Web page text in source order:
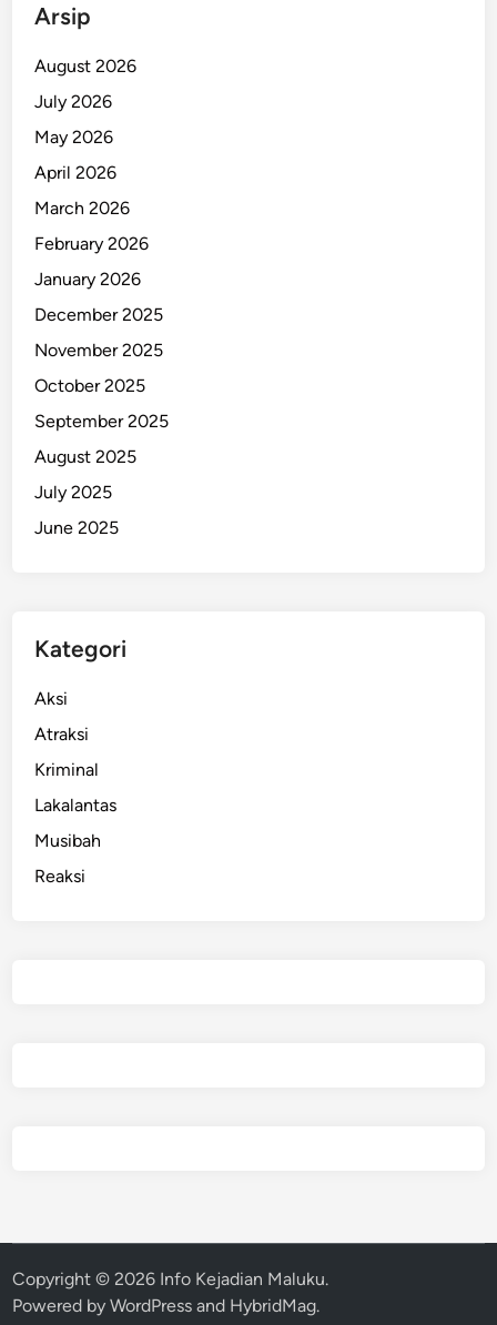
l
n
g
I
u
l
a
h
a
2
2
6
,
n
a
a
Arsip
August 2026
July 2026
May 2026
April 2026
March 2026
February 2026
January 2026
December 2025
November 2025
October 2025
September 2025
August 2025
July 2025
June 2025
Kategori
Aksi
Atraksi
Kriminal
Lakalantas
Musibah
Reaksi
Copyright © 2026 Info Kejadian Maluku.
Powered byWordPress and HybridMag.